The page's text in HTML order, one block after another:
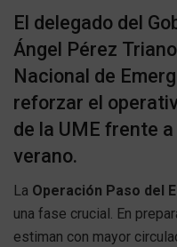
El delegado del
Ángel Pérez
Nacional de
reforzar el
de la UME frente
verano.
La Operación Paso del
una fase crucial. En
estiman con mayor